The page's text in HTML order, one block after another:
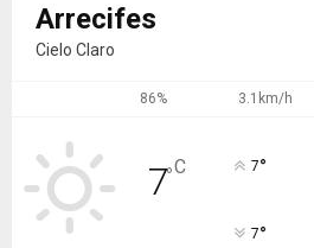
Arrecifes
Cielo Claro
86% 3.1km/h
7°C 7°
7°